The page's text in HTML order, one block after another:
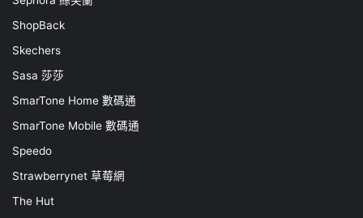
ShopBack
Skechers
Sasa 莎莎
SmarTone Home 數碼通
SmarTone Mobile 數碼通
Speedo
Strawberrynet 草莓網
The Hut